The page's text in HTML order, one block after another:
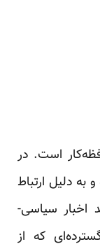
است. در
به دلیل ارتباط
اخبار سیاسی-
که از